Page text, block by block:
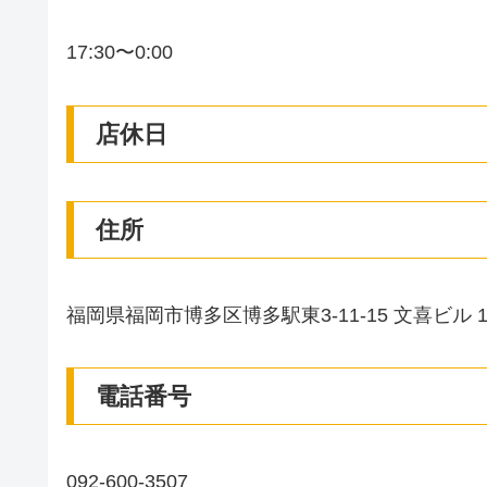
17:30〜0:00
店休日
住所
福岡県福岡市博多区博多駅東3-11-15 文喜ビル
電話番号
092-600-3507